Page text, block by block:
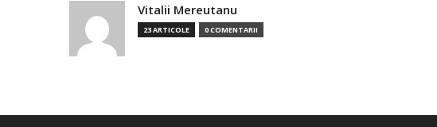
Vitalii Mereutanu
23 ARTICOLE 0 COMENTARII